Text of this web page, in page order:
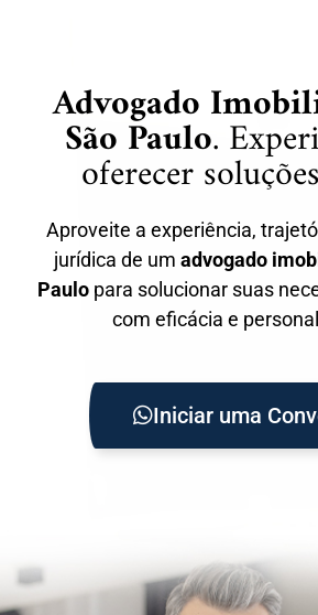
Advogado
São Paulo.
oferecer
Aproveite a experiência,
jurídica de um advogado
Paulo para solucionar suas
com eficácia e
Iniciar uma